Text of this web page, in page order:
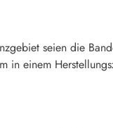
seien die
in einem